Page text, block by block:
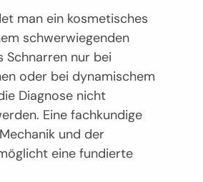
man ein kosmetisches
schwerwiegenden
Schnarren nur bei
oder bei dynamischem
Diagnose nicht
Eine fachkundige
und der
eine fundierte